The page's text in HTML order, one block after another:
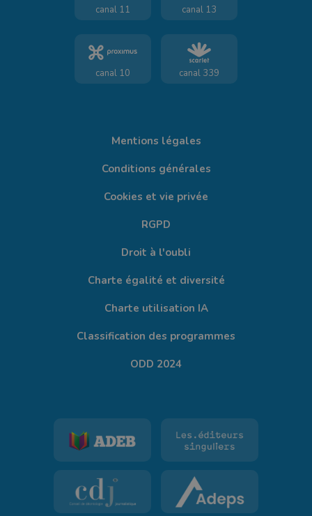
canal 11 canal 13
canal 10 canal 339
Mentions légales
Conditions générales
Cookies et vie privée
RGPD
Droit à l'oubli
Charte égalité et diversité
Charte utilisation IA
Classification des programmes
ODD 2024